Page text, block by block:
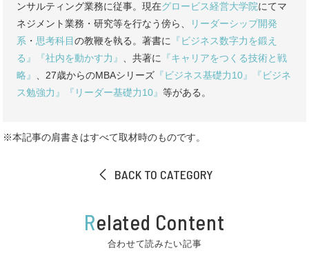
ンサルティング業務に従事。現在グロービス経営大学院にてマ
ネジメント業務・研究等を行なう傍ら、
リーダーシップ開発
系 ・ 思考科目の教鞭を執る。著書に
『ビジネス数字力を鍛え
る』
『社内を動かす力』 、共著に
『キャリアをつくる技術と戦
略』
、27歳からのMBAシリーズ 『ビジネス基礎力10』
『ビジネ
ス勉強力』
『リーダー基礎力10』 等がある。
※本記事の肩書きはすべて取材時のものです。
BACK TO CATEGORY
Related Content
合わせて読みたい記事